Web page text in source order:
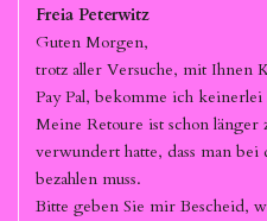
Freia Peterwitz
Guten Morgen,
trotz aller Versuche, mit Ihnen
Pay Pal, bekomme ich
Meine Retoure ist schon
verwundert hatte, dass man
bezahlen muss.
Bitte geben Sie mir Bescheid,